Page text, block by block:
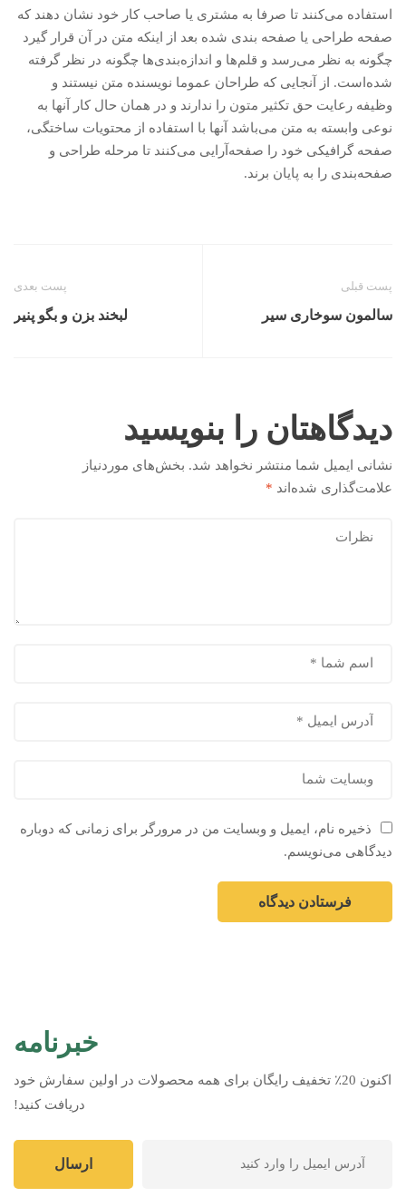
استفاده می‌کنند تا صرفا به مشتری یا صاحب کار خود نشان دهند که
صفحه طراحی یا صفحه بندی شده بعد از اینکه متن در آن قرار گیرد
چگونه به نظر می‌رسد و قلم‌ها و اندازه‌بندی‌ها چگونه در نظر گرفته
شده‌است. از آنجایی که طراحان عموما نویسنده متن نیستند و
وظیفه رعایت حق تکثیر متون را ندارند و در همان حال کار آنها به
نوعی وابسته به متن می‌باشد آنها با استفاده از محتویات ساختگی،
صفحه گرافیکی خود را صفحه‌آرایی می‌کنند تا مرحله طراحی و
صفحه‌بندی را به پایان برند.
پست قبلی
سالمون سوخاری سیر
پست بعدی
لبخند بزن و بگو پنیر
دیدگاهتان را بنویسید
نشانی ایمیل شما منتشر نخواهد شد. بخش‌های موردنیاز
علامت‌گذاری شده‌اند *
ذخیره نام، ایمیل و وبسایت من در مرورگر برای زمانی که دوباره
دیدگاهی می‌نویسم.
خبرنامه
اکنون 20٪ تخفیف رایگان برای همه محصولات در اولین سفارش خود
دریافت کنید!